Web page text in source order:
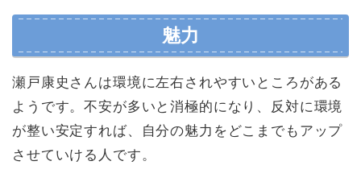
魅力
瀬戸康史さんは環境に左右されやすいところがある
ようです。不安が多いと消極的になり、反対に環境
が整い安定すれば、自分の魅力をどこまでもアップ
させていける人です。